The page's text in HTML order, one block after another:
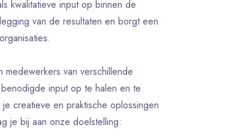
kwalitatieve input op binnen de
van de resultaten en borgt een
van verschillende
input op te halen en te
creatieve en praktische oplossingen
je bij aan onze doelstelling: